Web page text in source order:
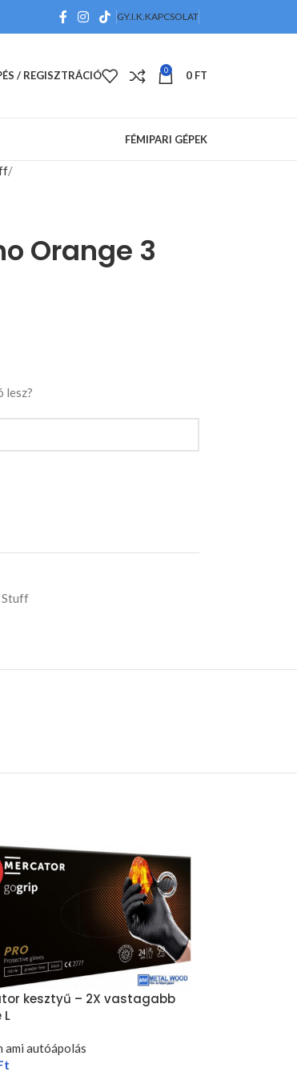
GY.I.K.KAPCSOLAT
/ REGISZTRÁCIÓ 0 0 FT
FÉMIPARI GÉPEK
Orange 3
lesz?
kesztyű – 2X vastagabb
L
ami autóápolás